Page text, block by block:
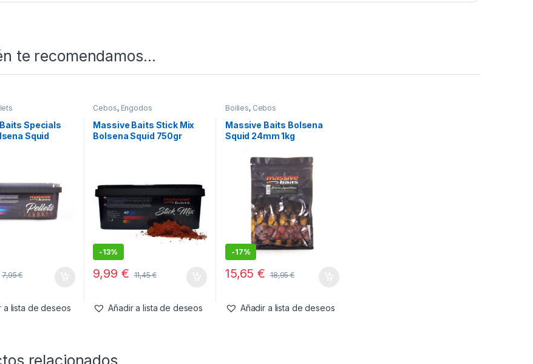
te recomendamos…
Specials
Squid
7,95€
a lista de deseos
Cebos, Engodos
Massive Baits Stick Mix
Bolsena Squid 750gr
-13%
9,99 € 11,45€
Añadir a lista de deseos
Boilies, Cebos
Massive Baits Bolsena
Squid 24mm 1kg
-17%
15,65€ 18,95€
Añadir a lista de deseos